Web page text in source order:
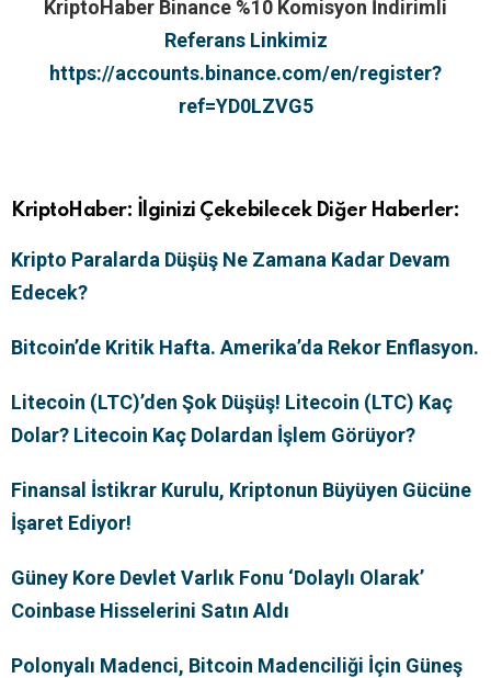
KriptoHaber Binance %10 Komisyon İndirimli
Referans Linkimiz
https://accounts.binance.com/en/register?
ref=YD0LZVG5
KriptoHaber: İlginizi Çekebilecek Diğer Haberler:
Kripto Paralarda Düşüş Ne Zamana Kadar Devam
Edecek?
Bitcoin’de Kritik Hafta. Amerika’da Rekor Enflasyon.
Litecoin (LTC)’den Şok Düşüş! Litecoin (LTC) Kaç
Dolar? Litecoin Kaç Dolardan İşlem Görüyor?
Finansal İstikrar Kurulu, Kriptonun Büyüyen Gücüne
İşaret Ediyor!
Güney Kore Devlet Varlık Fonu ‘Dolaylı Olarak’
Coinbase Hisselerini Satın Aldı
Polonyalı Madenci, Bitcoin Madenciliği İçin Güneş